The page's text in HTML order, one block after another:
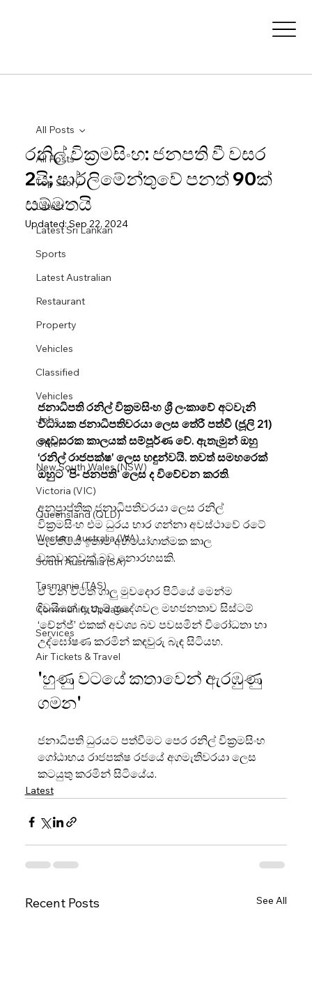
All Posts
Top Story
Latest
Latest Sri Lankan
Sports
Latest Australian
Restaurant
Property
Vehicles
Classified
Vehicles
Jobs
Other
New South Wales (NSW)
Victoria (VIC)
Queensland (QLD)
Western Australia (WA)
South Australia (SA)
Tasmania (TAS)
Community Updates
Services
Air Tickets & Travel
All Posts
රනිල් වික්‍රමසිංහ: ජනපති වී වසර
2යි; පාර්ලිමේන්තුවේ පනත් 90ක්
සම්මතයි
Updated:Sep 22, 2024
ජනාධිපති රනිල් වික්‍රමසිංහ ශ්‍රී ලංකාවේ අටවැනි
විධායක ජනාධිපතිවරයා ලෙස තේරී පත්වී (ජූලි 21)
දෙවසරක කාලයක් සම්පූර්ණ වේ. ඇතැමුන් ඔහු
‘රනිල් රාජපක්ෂ’ ලෙස හඳුන්වයි. තවත් සමහරෙක්
ඔහුට 'පිං ජනපති' ලෙස ද විවේචන කරති.
අනුප්‍රාප්තික ජනාධිපතිවරයා ලෙස රනිල්
වික්‍රමසිංහ එම ධුරය භාර ගන්නා අවස්ථාවේ රටේ
පැවතියේ ඉතාම අභියෝගාත්මක කාල
වකවානුවක් බව නොරහසකි.
ඒ වන විටත් ගාලු මුවදොර පිටියේ මෙන්ම
දිවයිනේ ඇතැම් ප්‍රදේශවල මහජනතාව සිස්ටම්
‘චේන්ජ්’ එකක් අවශ්‍ය බව පවසමින් විරෝධතා හා
උද්ඝෝෂණ කරමින් කඳවුරු බැඳ සිටියහ.
'හුණු වටයේ කතාවෙන් ඇරඹුණු
ගමන'
ජනාධිපති ධුරයට පත්වීමට පෙර රනිල් වික්‍රමසිංහ
ගෝඨාභය රාජපක්ෂ රජයේ අගමැතිවරයා ලෙස
කටයුතු කරමින් සිටියේය.
Latest
Recent Posts See All